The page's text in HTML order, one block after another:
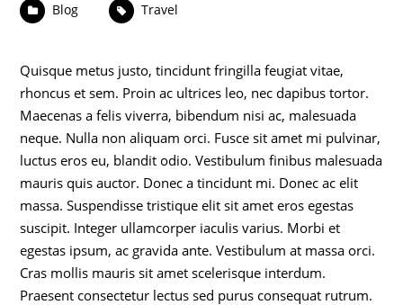
Blog Travel
Quisque metus justo, tincidunt fringilla feugiat vitae,
rhoncus et sem. Proin ac ultrices leo, nec dapibus tortor.
Maecenas a felis viverra, bibendum nisi ac, malesuada
neque. Nulla non aliquam orci. Fusce sit amet mi pulvinar,
luctus eros eu, blandit odio. Vestibulum finibus malesuada
mauris quis auctor. Donec a tincidunt mi. Donec ac elit
massa. Suspendisse tristique elit sit amet eros egestas
suscipit. Integer ullamcorper iaculis varius. Morbi et
egestas ipsum, ac gravida ante. Vestibulum at massa orci.
Cras mollis mauris sit amet scelerisque interdum.
Praesent consectetur lectus sed purus consequat rutrum.